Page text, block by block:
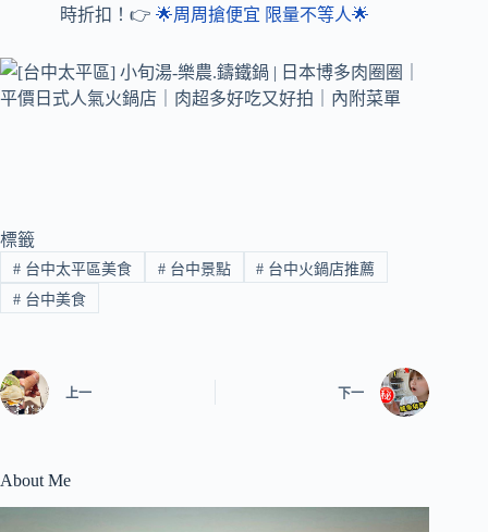
時折扣！👉🌟周周搶便宜 限量不等人🌟
標籤
#台中太平區美食 #台中景點 # 台中火鍋店推薦
#台中美食
上一 下一
About Me